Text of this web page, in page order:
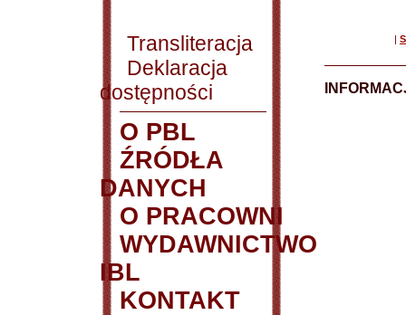
Transliteracja
Deklaracja
dostępności
O PBL
ŹRÓDŁA
DANYCH
O PRACOWNI
WYDAWNICTWO
IBL
KONTAKT
|